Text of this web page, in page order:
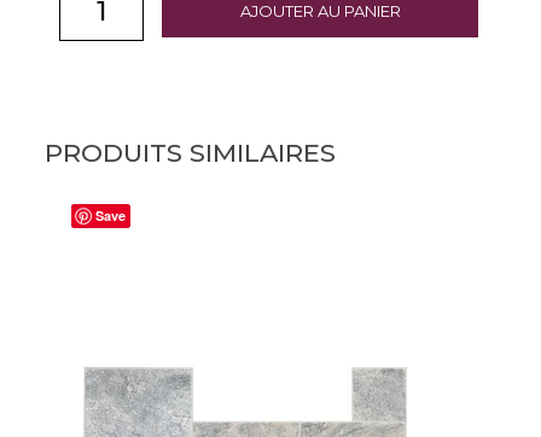
AJOUTER AU PANIER
PRODUITS SIMILAIRES
Save